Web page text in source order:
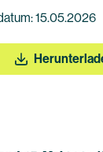
15.05.2026